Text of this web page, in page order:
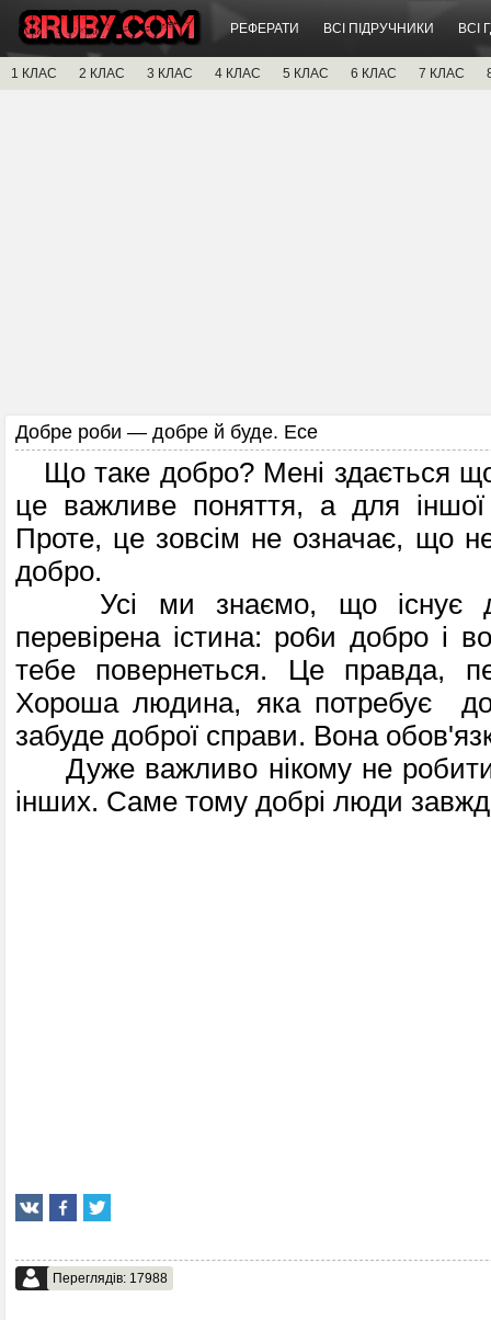
РЕФЕРАТИ ВСІ ПІДРУЧНИКИ ВСІ
1 КЛАС 2 КЛАС 3 КЛАС 4 КЛАС 5 КЛАС 6 КЛАС 7 КЛАС
Добре роби — добре й буде. Есе
Що таке добро? Мені здається
це важливе поняття, а для іншої
Проте, це зовсім не означає, що
добро.
Усі ми знаємо, що існує
перевірена істина: ро6и добро і
тебе повернеться. Це правда,
Хороша людина, яка потребує
забуде доброї справи. Вона
Дуже важливо нікому не
інших. Саме тому добрі люди
Переглядів: 17988